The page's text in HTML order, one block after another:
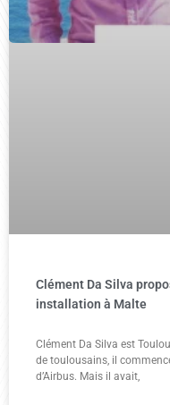
Clément Da Silva
installation à Malte
Clément Da Silva est
de toulousains, il
d’Airbus. Mais il avait,